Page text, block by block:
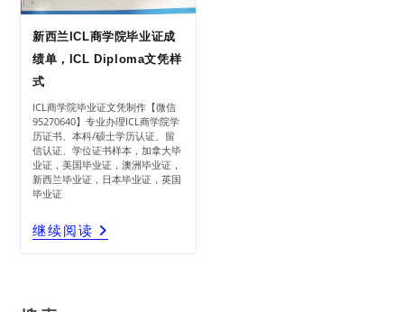
新西兰ICL商学院毕业证成
绩单，ICL Diploma文凭样
式
ICL商学院毕业证文凭制作【微信
95270640】专业办理ICL商学院学
历证书、本科/硕士学历认证、留
信认证、学位证书样本，加拿大毕
业证，美国毕业证，澳洲毕业证，
新西兰毕业证，日本毕业证，英国
毕业证
继续阅读 新
西
兰